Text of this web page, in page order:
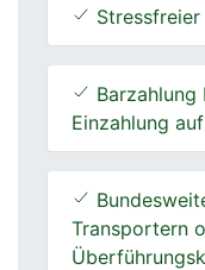
Einzahlung
Transportern